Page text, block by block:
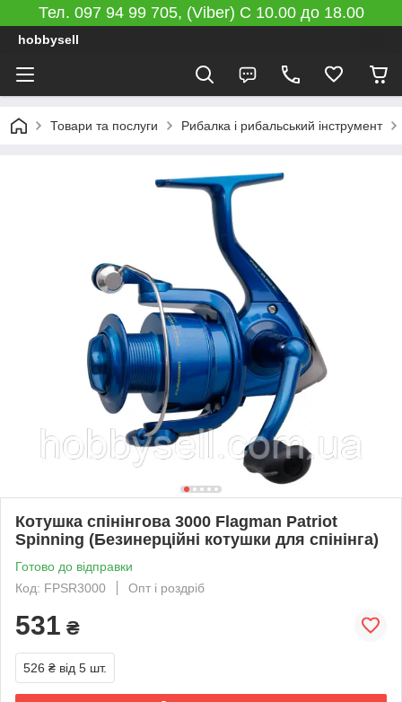
Тел. 097 94 99 705, (Viber) C 10.00 до 18.00
hobbysell
Товари та послуги Рибалка і рибальський інструмент
Котушка спінінгова 3000 Flagman Patriot
Spinning (Безинерційні котушки для спінінга)
Готово до відправки
Код: FPSR3000
Опт і роздріб
531 ₴
526 ₴ від 5 шт.